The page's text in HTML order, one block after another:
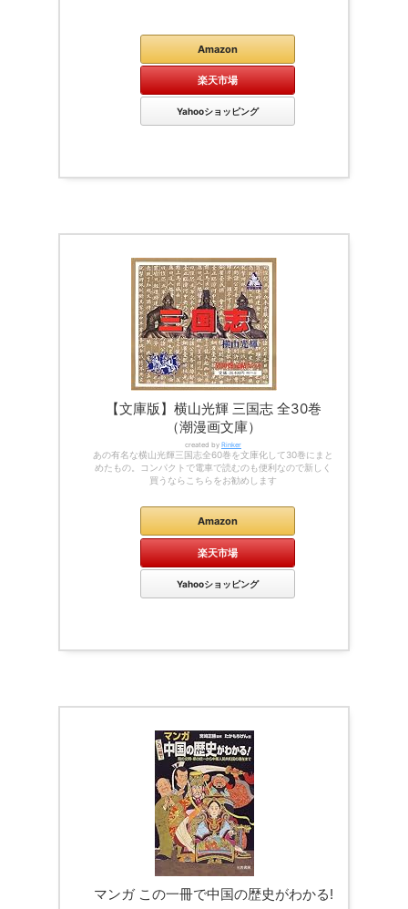
Amazon
楽天市場
Yahooショッピング
【文庫版】横山光輝 三国志 全30巻
（潮漫画文庫）
created by Rinker
あの有名な横山光輝三国志全60巻を文庫化して30巻にまと
めたもの。コンパクトで電車で読むのも便利なので新しく
買うならこちらをお勧めします
Amazon
楽天市場
Yahooショッピング
マンガ この一冊で中国の歴史がわかる!